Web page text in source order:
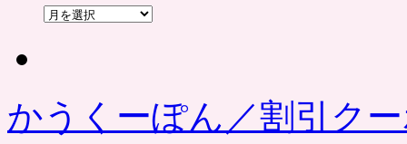
過
かうくーぽん／割引ク